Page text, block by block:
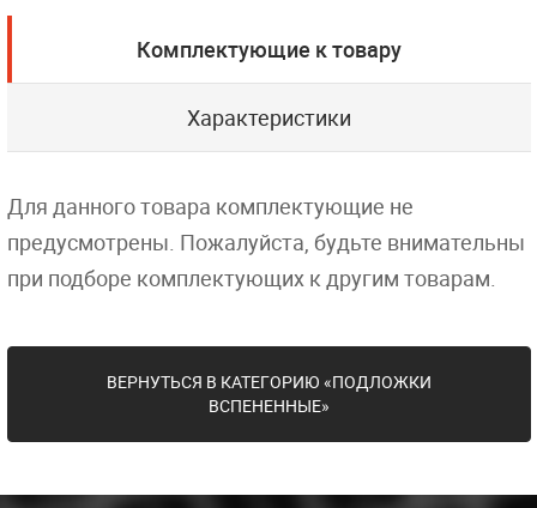
Комплектующие к товару
Характеристики
Для данного товара комплектующие не
предусмотрены. Пожалуйста, будьте внимательны
при подборе комплектующих к другим товарам.
ВЕРНУТЬСЯ В КАТЕГОРИЮ «ПОДЛОЖКИ
ВСПЕНЕННЫЕ»